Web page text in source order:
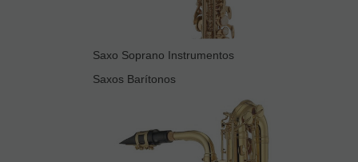
Saxo Soprano Instrumentos
Saxos Barítonos